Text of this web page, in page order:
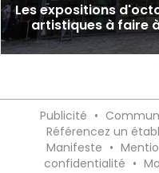
Les expositions
artistiques à faire
Publicité •
Référencez un
Manifeste •
confidentialité •